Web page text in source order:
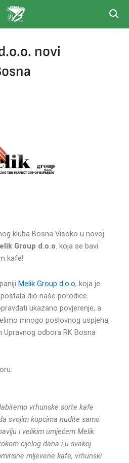
novi
kluba Bosna Visoko u novoj
Group d.o.o. koja se bavi
kafe!
Melik Group d.o.o, koja je
dio naše porodice.
ukazano povjerenje, a
mnogo poslovnog uspjeha,
Upravnog odbora RK Bosna
vrhunske sorte kafe
svojim kupcima nudite samo
i velikim umjećem Melik
cijelog dana i u svakoj
mljevene kafe, vrhunski